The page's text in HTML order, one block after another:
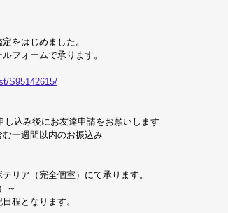
をはじめました。
フォームで承ります。
S95142615/
し込み後にお友達申請をお願いします
一週間以内のお振込み
リア（完全個室）にて承ります。
～
程となります。